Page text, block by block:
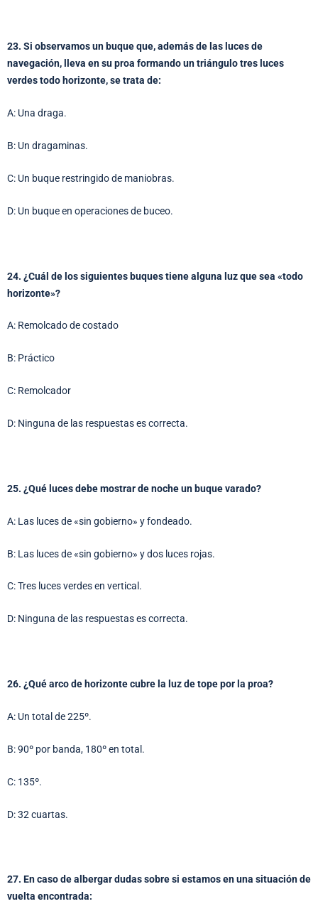
23. Si observamos un buque que, además de las luces de
navegación, lleva en su proa formando un triángulo tres luces
verdes todo horizonte, se trata de:
A: Una draga.
B: Un dragaminas.
C: Un buque restringido de maniobras.
D: Un buque en operaciones de buceo.
24. ¿Cuál de los siguientes buques tiene alguna luz que sea «todo
horizonte»?
A: Remolcado de costado
B: Práctico
C: Remolcador
D: Ninguna de las respuestas es correcta.
25. ¿Qué luces debe mostrar de noche un buque varado?
A: Las luces de «sin gobierno» y fondeado.
B: Las luces de «sin gobierno» y dos luces rojas.
C: Tres luces verdes en vertical.
D: Ninguna de las respuestas es correcta.
26. ¿Qué arco de horizonte cubre la luz de tope por la proa?
A: Un total de 225º.
B: 90º por banda, 180º en total.
C: 135º.
D: 32 cuartas.
27. En caso de albergar dudas sobre si estamos en una situación de
vuelta encontrada: